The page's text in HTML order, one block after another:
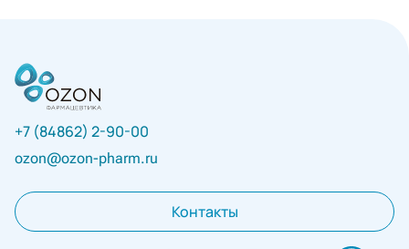
+7 (84862) 2-90-00
ozon@ozon-pharm.ru
Контакты